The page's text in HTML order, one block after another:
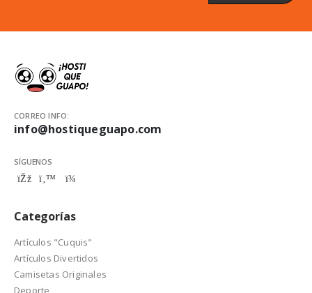
CORREO INFO:
info@hostiqueguapo.com
SÍGUENOS
Categorías
Artículos "Cuquis"
Artículos Divertidos
Camisetas Originales
Deporte